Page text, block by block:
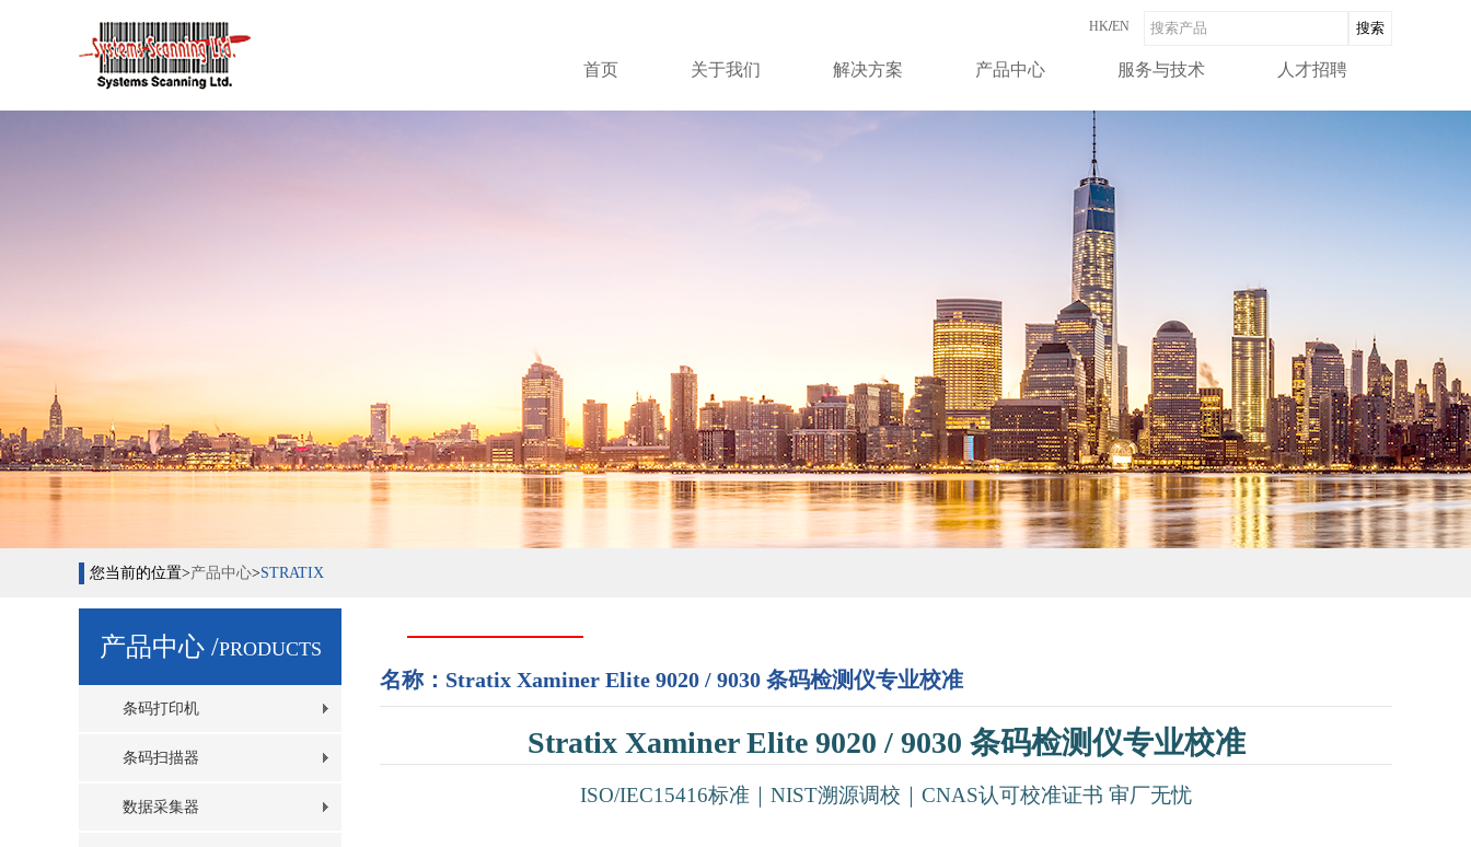
HK/EN
首页 关于我们 解决方案 产品中心 服务与技术 人才招聘
您当前的位置>产品中心>STRATIX
产品中心 /PRODUCTS
条码打印机
条码扫描器
数据采集器
名称：Stratix Xaminer Elite 9020 / 9030 条码检测仪专业校准
Stratix Xaminer Elite 9020 / 9030 条码检测仪专业校准
ISO/IEC15416标准｜NIST溯源调校｜CNAS认可校准证书 审厂无忧